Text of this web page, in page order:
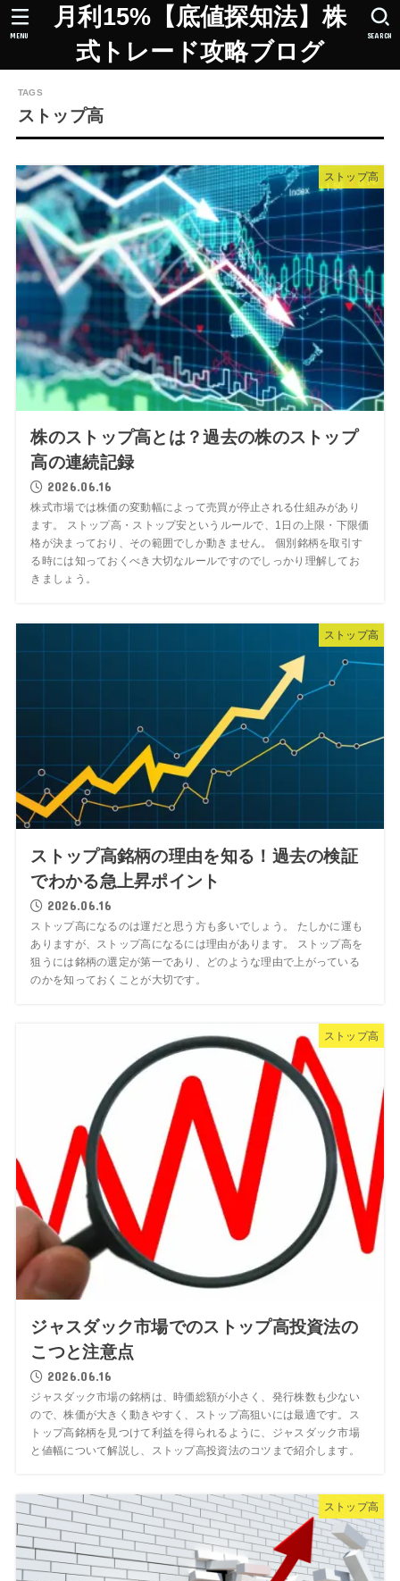
月利15%【底値探知法】株
式トレード攻略ブログ
SEARCH
MENU
ストップ高
ストップ高
株のストップ高とは？過去の株のストップ
高の連続記録
2026.06.16
株式市場では株価の変動幅によって売買が停止される仕組みがあり
ます。 ストップ高・ストップ安というルールで、1日の上限・下限価
格が決まっており、その範囲でしか動きません。 個別銘柄を取引す
る時には知っておくべき大切なルールですのでしっかり理解してお
きましょう。
ストップ高
ストップ高銘柄の理由を知る！過去の検証
でわかる急上昇ポイント
2026.06.16
ストップ高になるのは運だと思う方も多いでしょう。 たしかに運も
ありますが、ストップ高になるには理由があります。 ストップ高を
狙うには銘柄の選定が第一であり、どのような理由で上がっている
のかを知っておくことが大切です。
ストップ高
ジャスダック市場でのストップ高投資法の
こつと注意点
2026.06.16
ジャスダック市場の銘柄は、時価総額が小さく、発行株数も少ない
ので、株価が大きく動きやすく、ストップ高狙いには最適です。ス
トップ高銘柄を見つけて利益を得られるように、ジャスダック市場
と値幅について解説し、ストップ高投資法のコツまで紹介します。
ストップ高